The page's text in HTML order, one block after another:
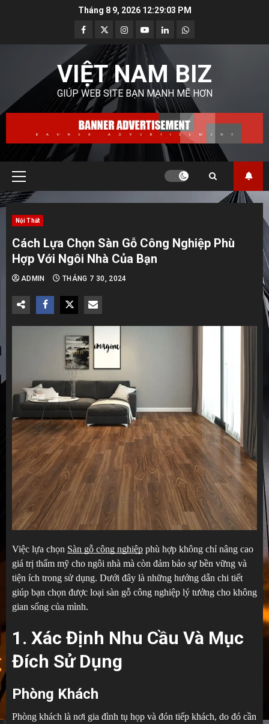
Tháng 8 9, 2026 12:29:05 PM
Facebook
TwitterInstagram
YoutubeLinkedinWhatsapp
VIỆT NAM BIZ
GIÚP WEB SITE BẠN MẠNH MẼ HƠN
Primary
Menu
Nội Thất
Cách Lựa Chọn Sàn Gỗ Công Nghiệp Phù
Hợp Với Ngôi Nhà Của Bạn
ADMIN THÁNG 7 30, 2024
Việc lựa chọn Sàn gỗ công nghiệp phù hợp không chỉ nâng cao
giá trị thẩm mỹ cho ngôi nhà mà còn đảm bảo sự bền vững và
tiện ích trong sử dụng. Dưới đây là những hướng dẫn chi tiết
giúp bạn chọn được loại sàn gỗ công nghiệp lý tưởng cho không
gian sống của mình.
1. Xác Định Nhu Cầu Và Mục
Đích Sử Dụng
Phòng Khách
Phòng khách là nơi gia đình tụ họp và đón tiếp khách, do đó cần